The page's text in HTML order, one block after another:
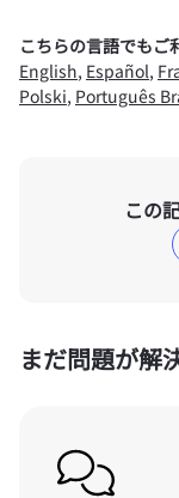
こちらの言語でもご
English, Español,
Polski, Português
この
まだ問題が解